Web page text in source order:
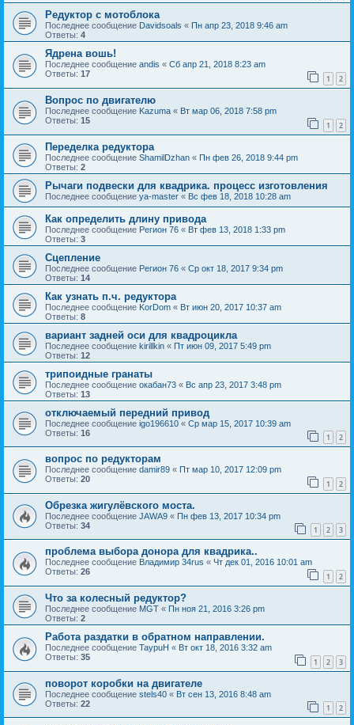
Редуктор с мотоблока
Последнее сообщение Davidsoals « Пн апр 23, 2018 9:46 am
Ответы: 4
Ядрена вошь!
Последнее сообщение andis « Сб апр 21, 2018 8:23 am
Ответы: 17 1 2
Вопрос по двигателю
Последнее сообщение Kazuma « Вт мар 06, 2018 7:58 pm
Ответы: 15 1 2
Переделка редуктора
Последнее сообщение ShamilDzhan « Пн фев 26, 2018 9:44 pm
Ответы: 2
Рычаги подвески для квадрика. процесс изготовления
Последнее сообщение ya-master « Вс фев 18, 2018 10:28 am
Как определить длину привода
Последнее сообщение Регион 76 « Вт фев 13, 2018 1:33 pm
Ответы: 3
Сцепление
Последнее сообщение Регион 76 « Ср окт 18, 2017 9:34 pm
Ответы: 14
Как узнать п.ч. редуктора
Последнее сообщение KorDom « Вт июн 20, 2017 10:37 am
Ответы: 8
вариант задней оси для квадроцикла
Последнее сообщение kirillkin « Пт июн 09, 2017 5:49 pm
Ответы: 12
трипоидные гранаты
Последнее сообщение окабан73 « Вс апр 23, 2017 3:48 pm
Ответы: 13
отключаемый передний привод
Последнее сообщение igo196610 « Ср мар 15, 2017 10:39 am
Ответы: 16 1 2
вопрос по редукторам
Последнее сообщение damir89 « Пт мар 10, 2017 12:09 pm
Ответы: 20 1 2
Обрезка жигулёвского моста.
Последнее сообщение JAWA9 « Пн фев 13, 2017 10:34 pm
Ответы: 34 1 2 3
проблема выбора донора для квадрика..
Последнее сообщение Владимир 34rus « Чт дек 01, 2016 10:01 am
Ответы: 26 1 2
Что за колесный редуктор?
Последнее сообщение MGT « Пн ноя 21, 2016 3:26 pm
Ответы: 2
Работа раздатки в обратном направлении.
Последнее сообщение TaypuH « Вт окт 18, 2016 3:32 am
Ответы: 35 1 2 3
поворот коробки на двигателе
Последнее сообщение stels40 « Вт сен 13, 2016 8:48 am
Ответы: 22 1 2